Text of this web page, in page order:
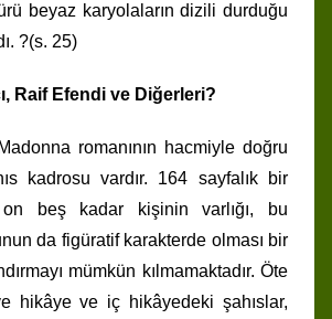
beyaz karyolaların dizili durduğu
?(s. 25)
Raif Efendi ve Diğerleri?
romanının hacmiyle doğru
kadrosu vardır. 164 sayfalık bir
beş kadar kişinin varlığı, bu
da figüratif karakterde olması bir
mümkün kılmamaktadır. Öte
hikâye ve iç hikâyedeki şahıslar,